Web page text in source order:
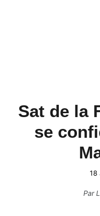
Sat de la
se
18
Par